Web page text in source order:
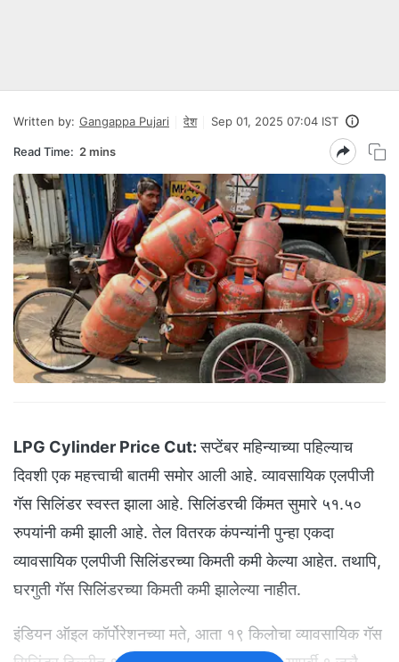
Written by: Gangappa Pujari देश Sep 01, 2025 07:04 IST
Read Time: 2 mins
LPG Cylinder Price Cut:सप्टेंबर महिन्याच्या पहिल्याच
दिवशी एक महत्त्वाची बातमी समोर आली आहे. व्यावसायिक एलपीजी
गॅस सिलिंडर स्वस्त झाला आहे. सिलिंडरची किंमत सुमारे ५१.५०
रुपयांनी कमी झाली आहे. तेल वितरक कंपन्यांनी पुन्हा एकदा
व्यावसायिक एलपीजी सिलिंडरच्या किमती कमी केल्या आहेत. तथापि,
घरगुती गॅस सिलिंडरच्या किमती कमी झालेल्या नाहीत.
इंडियन ऑइल कॉर्पोरेशनच्या मते, आता १९ किलोचा व्यावसायिक गॅस